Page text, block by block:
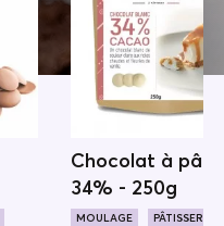
Chocolat à
34% - 250g
MOULAGE PÂTISSERIE